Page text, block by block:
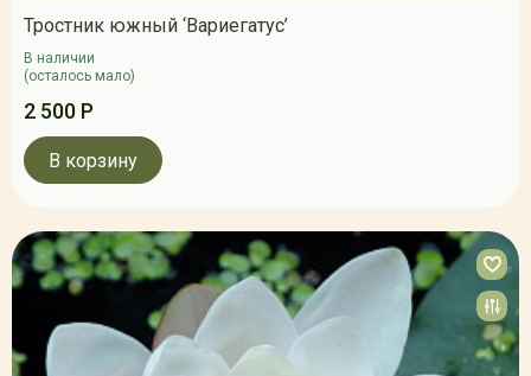
Тростник южный ‘Вариегатус’
В наличии
(осталось мало)
2 500 Р
В корзину